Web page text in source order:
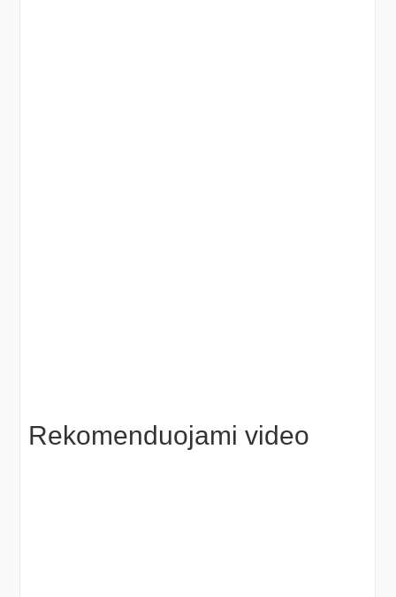
Rekomenduojami video